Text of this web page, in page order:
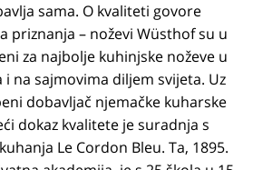
sama. O kvaliteti govore
priznanja – noževi Wüsthof su u
za najbolje kuhinjske noževe u
na sajmovima diljem svijeta. Uz
dobavljač njemačke kuharske
dokaz kvalitete je suradnja s
Le Cordon Bleu. Ta, 1895.